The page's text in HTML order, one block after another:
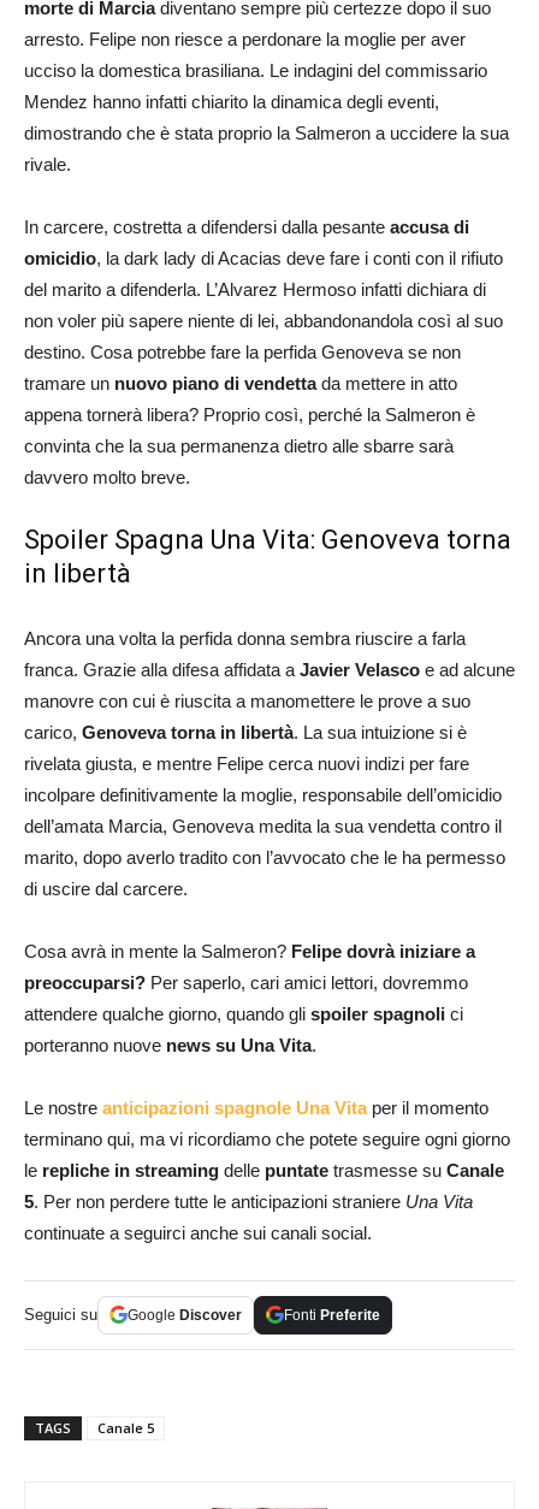
morte di Marciadiventano sempre più certezze dopo il suo
arresto. Felipe non riesce a perdonare la moglie per aver
ucciso la domestica brasiliana. Le indagini del commissario
Mendez hanno infatti chiarito la dinamica degli eventi,
dimostrando che è stata proprio la Salmeron a uccidere la sua
rivale.
In carcere, costretta a difendersi dalla pesante accusa di
omicidio, la dark lady di Acacias deve fare i conti con il rifiuto
del marito a difenderla. L’Alvarez Hermoso infatti dichiara di
non voler più sapere niente di lei, abbandonandola così al suo
destino. Cosa potrebbe fare la perfida Genoveva se non
tramare un nuovo piano di vendettada mettere in atto
appena tornerà libera? Proprio così, perché la Salmeron è
convinta che la sua permanenza dietro alle sbarre sarà
davvero molto breve.
Spoiler Spagna Una Vita: Genoveva torna
in libertà
Ancora una volta la perfida donna sembra riuscire a farla
franca. Grazie alla difesa affidata a Javier Velasco e ad alcune
manovre con cui è riuscita a manomettere le prove a suo
carico, Genoveva torna in libertà. La sua intuizione si è
rivelata giusta, e mentre Felipe cerca nuovi indizi per fare
incolpare definitivamente la moglie, responsabile dell’omicidio
dell’amata Marcia, Genoveva medita la sua vendetta contro il
marito, dopo averlo tradito con l’avvocato che le ha permesso
di uscire dal carcere.
Cosa avrà in mente la Salmeron? Felipe dovrà iniziare a
preoccuparsi? Per saperlo, cari amici lettori, dovremmo
attendere qualche giorno, quando gli spoiler spagnoli ci
porteranno nuove news su Una Vita.
Le nostre anticipazioni spagnole Una Vitaper il momento
terminano qui, ma vi ricordiamo che potete seguire ogni giorno
le repliche in streaming delle puntate trasmesse su Canale
5. Per non perdere tutte le anticipazioni straniere Una Vita
continuate a seguirci anche sui canali social.
Seguici su Google Discover Fonti Preferite
TAGS Canale 5